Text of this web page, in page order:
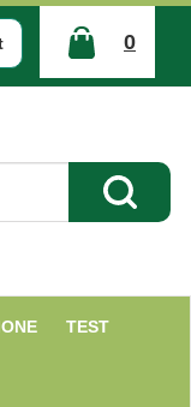
0
ARTICOLI
INSERITI
Cerca
TEST